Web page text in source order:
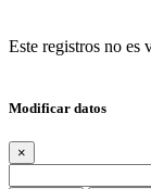
Este registros no es
Modificar datos
×